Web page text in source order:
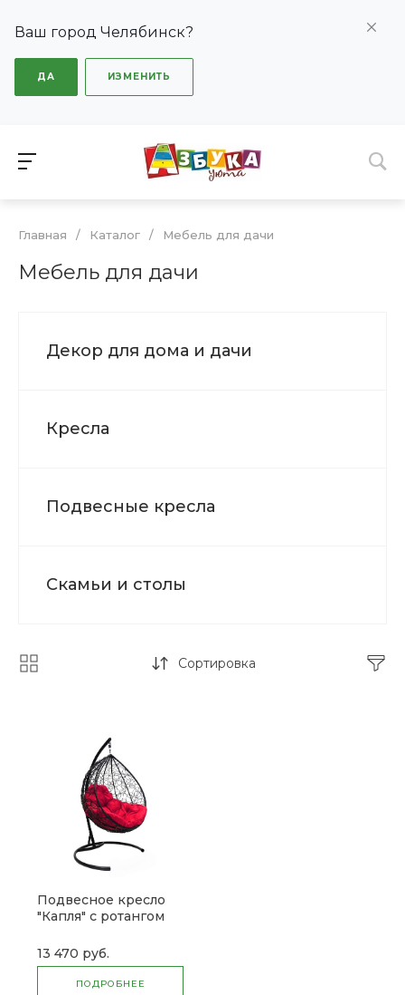
Ваш город Челябинск?
ДА ИЗМЕНИТЬ
Главная / Каталог / Мебель для дачи
Мебель для дачи
Декор для дома и дачи
Кресла
Подвесные кресла
Скамьи и столы
Сортировка
Подвесное кресло
"Капля" с ротангом
13 470 руб.
ПОДРОБНЕЕ